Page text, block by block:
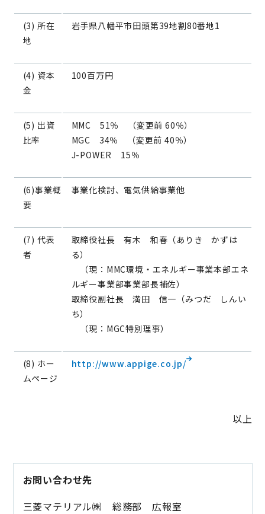
(3) 所在
地
岩手県八幡平市田頭第39地割80番地1
(4) 資本
金
100百万円
(5) 出資
比率
MMC 51％ （変更前 60％）
MGC 34％ （変更前 40％）
J-POWER 15％
(6)事業概
要
事業化検討、電気供給事業他
(7) 代表
者
取締役社長 有木 和春（ありき かずは
る）
（現：MMC環境・エネルギー事業本部エネ
ルギー事業部事業部長補佐）
取締役副社長 満田 信一（みつだ しんい
ち）
（現：MGC特別理事）
(8) ホー
ムページ
http://www.appige.co.jp/
以上
お問い合わせ先
三菱マテリアル㈱ 総務部 広報室